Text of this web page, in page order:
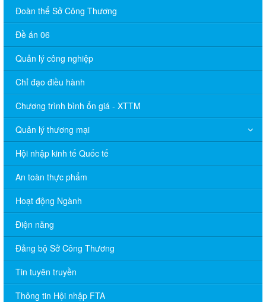
Đoàn thể Sở Công Thương
Đề án 06
Quản lý công nghiệp
Chỉ đạo điều hành
Chương trình bình ổn giá - XTTM
Quản lý thương mại
Hội nhập kinh tế Quốc tế
An toàn thực phẩm
Hoạt động Ngành
Điện năng
Đảng bộ Sở Công Thương
Tin tuyên truyền
Thông tin Hội nhập FTA